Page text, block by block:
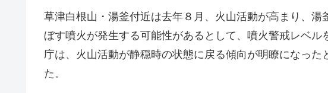
草津白根山・湯釜付近は去年８月、火山活動が高まり、湯
ぼす噴火が発生する可能性があるとして、噴火警戒レベル
庁は、火山活動が静穏時の状態に戻る傾向が明瞭になった
た。